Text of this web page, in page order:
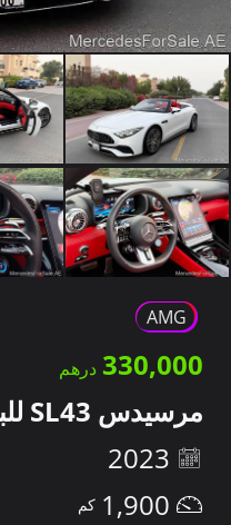
AMG
330,000
مرسيدس SL43 للبيع
2023
1,900